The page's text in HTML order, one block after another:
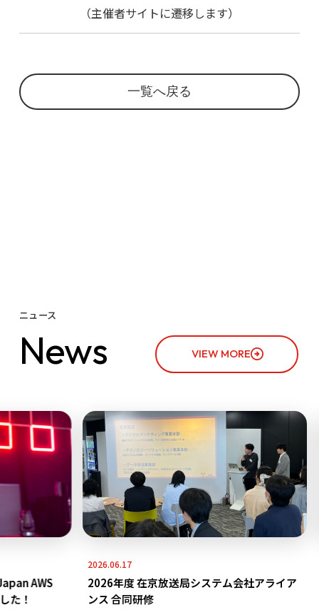
（主催者サイトに遷移します）
一覧へ戻る
ニュース
News VIEW MORE
AWS
！
2026.06.17
2026年度 在京放送局システム会社アライア
ンス 合同研修